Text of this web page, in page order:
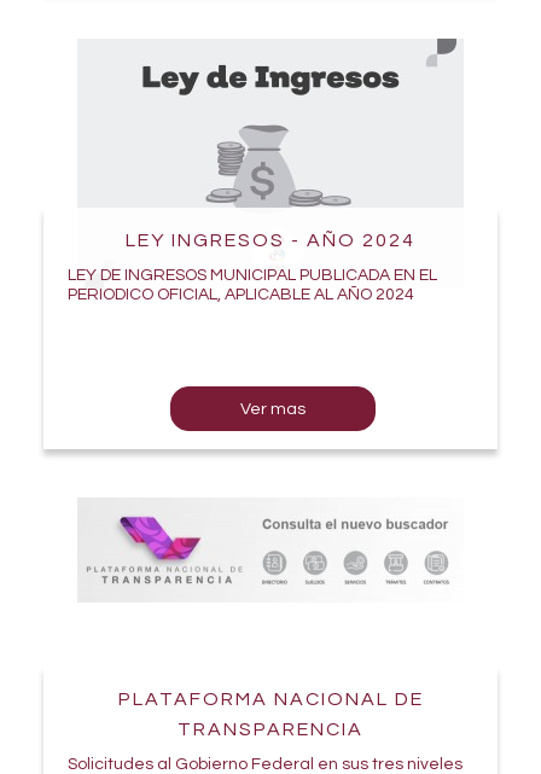
LEY INGRESOS - AÑO 2024
LEY DE INGRESOS MUNICIPAL PUBLICADA EN EL
PERIODICO OFICIAL, APLICABLE AL AÑO 2024
Ver mas
PLATAFORMA NACIONAL DE
TRANSPARENCIA
Solicitudes al Gobierno Federal en sus tres niveles